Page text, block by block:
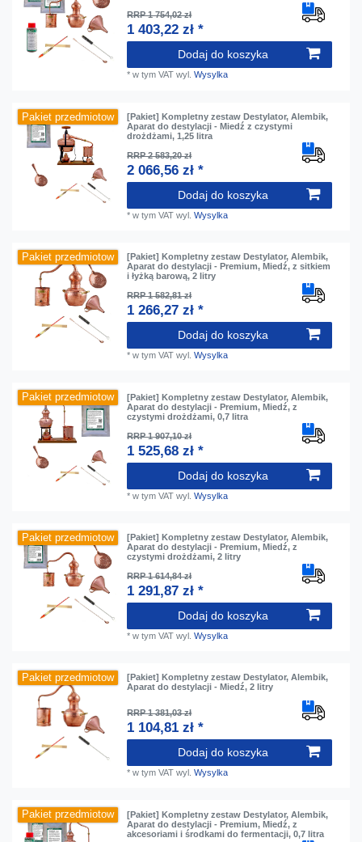
RRP 1 754,02 zł
1 403,22 zł *
Dodaj do koszyka
*w tym VAT wyl.Wysylka
Pakiet przedmiotow
[Pakiet] Kompletny zestaw Destylator, Alembik,
Aparat do destylacji - Miedź z czystymi
drożdżami, 1,25 litra
RRP 2 583,20 zł
2 066,56 zł *
Dodaj do koszyka
*w tym VAT wyl.Wysylka
Pakiet przedmiotow
[Pakiet] Kompletny zestaw Destylator, Alembik,
Aparat do destylacji - Premium, Miedź, z sitkiem
i łyżką barową, 2 litry
RRP 1 582,81 zł
1 266,27 zł *
Dodaj do koszyka
*w tym VAT wyl.Wysylka
Pakiet przedmiotow
[Pakiet] Kompletny zestaw Destylator, Alembik,
Aparat do destylacji - Premium, Miedź, z
czystymi drożdżami, 0,7 litra
RRP 1 907,10 zł
1 525,68 zł *
Dodaj do koszyka
*w tym VAT wyl.Wysylka
Pakiet przedmiotow
[Pakiet] Kompletny zestaw Destylator, Alembik,
Aparat do destylacji - Premium, Miedź, z
czystymi drożdżami, 2 litry
RRP 1 614,84 zł
1 291,87 zł *
Dodaj do koszyka
*w tym VAT wyl.Wysylka
Pakiet przedmiotow
[Pakiet] Kompletny zestaw Destylator, Alembik,
Aparat do destylacji - Miedź, 2 litry
RRP 1 381,03 zł
1 104,81 zł *
Dodaj do koszyka
*w tym VAT wyl.Wysylka
Pakiet przedmiotow
[Pakiet] Kompletny zestaw Destylator, Alembik,
Aparat do destylacji - Premium, Miedź, z
akcesoriami i środkami do fermentacji, 0,7 litra